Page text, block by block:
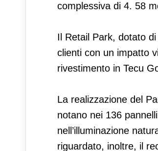
complessiva di 4. 58
Il Retail Park, dotato
clienti con un impatto
rivestimento in Tecu
La realizzazione del
notano nei 136
nell’illuminazione
riguardato, inoltre, il